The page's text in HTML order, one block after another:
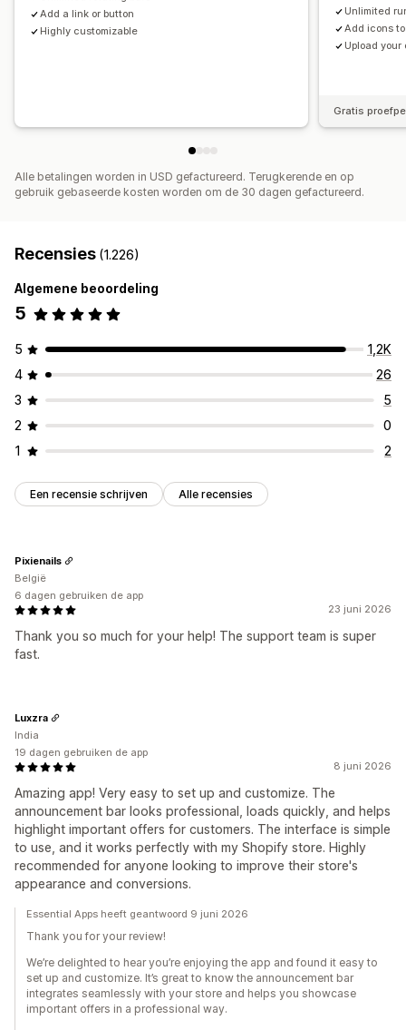
Prestaties volgen
Klantsegmenten
Add a link or button
Highly customizable
Unlimited
Add icons
Upload your
Gratis
Alle betalingen worden in USD gefactureerd. Terugkerende en op
gebruik gebaseerde kosten worden om de 30 dagen gefactureerd.
Recensies (1.226)
Algemene beoordeling
5
5
1,2K
4
26
3
5
2
0
1
2
Een recensie schrijven Alle recensies
23 juni 2026
Thank you so much for your help! The support team is super
fast.
Pixienails
België
6 dagen gebruiken de app
8 juni 2026
Amazing app! Very easy to set up and customize. The
announcement bar looks professional, loads quickly, and helps
highlight important offers for customers. The interface is simple
to use, and it works perfectly with my Shopify store. Highly
recommended for anyone looking to improve their store's
appearance and conversions.
Luxzra
India
19 dagen gebruiken de app
Essential Apps heeft geantwoord 9 juni 2026
Thank you for your review!
We’re delighted to hear you’re enjoying the app and found it easy to
set up and customize. It’s great to know the announcement bar
integrates seamlessly with your store and helps you showcase
important offers in a professional way.